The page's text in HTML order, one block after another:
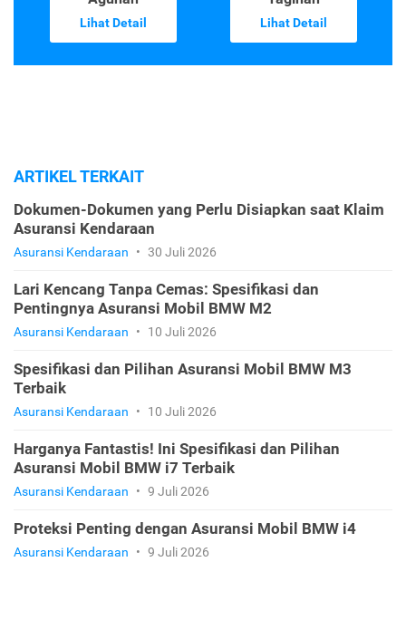
Lihat Detail Lihat Detail
ARTIKEL TERKAIT
Dokumen-Dokumen yang Perlu Disiapkan saat Klaim
Asuransi Kendaraan
Asuransi Kendaraan • 30 Juli 2026
Lari Kencang Tanpa Cemas: Spesifikasi dan
Pentingnya Asuransi Mobil BMW M2
Asuransi Kendaraan • 10 Juli 2026
Spesifikasi dan Pilihan Asuransi Mobil BMW M3
Terbaik
Asuransi Kendaraan • 10 Juli 2026
Harganya Fantastis! Ini Spesifikasi dan Pilihan
Asuransi Mobil BMW i7 Terbaik
Asuransi Kendaraan • 9 Juli 2026
Proteksi Penting dengan Asuransi Mobil BMW i4
Asuransi Kendaraan • 9 Juli 2026